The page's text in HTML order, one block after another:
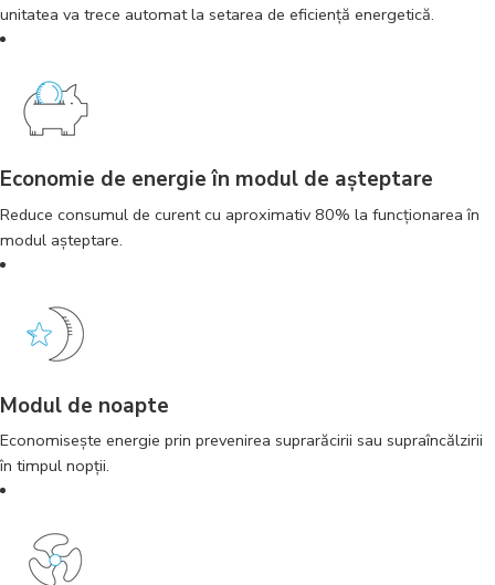
unitatea va trece automat la setarea de eficienţă energetică.
Economie de energie în modul de aşteptare
Reduce consumul de curent cu aproximativ 80% la funcţionarea în
modul aşteptare.
Modul de noapte
Economiseşte energie prin prevenirea suprarăcirii sau supraîncălzirii
în timpul nopţii.